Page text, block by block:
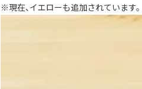
※現在、イエローも追加されています。